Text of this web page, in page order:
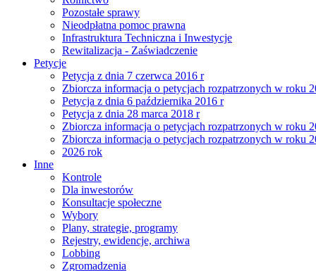
Pozostałe sprawy
Nieodpłatna pomoc prawna
Infrastruktura Techniczna i Inwestycje
Rewitalizacja - Zaświadczenie
Petycje
Petycja z dnia 7 czerwca 2016 r
Zbiorcza informacja o petycjach rozpatrzonych w roku
Petycja z dnia 6 października 2016 r
Petycja z dnia 28 marca 2018 r
Zbiorcza informacja o petycjach rozpatrzonych w roku
Zbiorcza informacja o petycjach rozpatrzonych w roku
2026 rok
Inne
Kontrole
Dla inwestorów
Konsultacje społeczne
Wybory
Plany, strategie, programy
Rejestry, ewidencje, archiwa
Lobbing
Zgromadzenia